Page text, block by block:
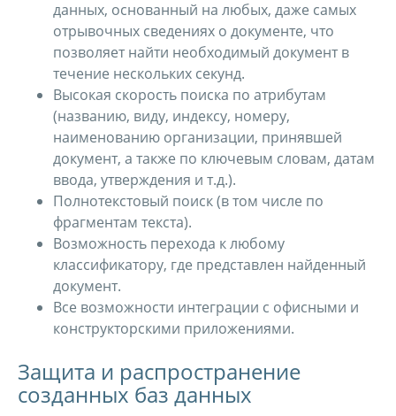
данных, основанный на любых, даже самых
отрывочных сведениях о документе, что
позволяет найти необходимый документ в
течение нескольких секунд.
Высокая скорость поиска по атрибутам
(названию, виду, индексу, номеру,
наименованию организации, принявшей
документ, а также по ключевым словам, датам
ввода, утверждения и т.д.).
Полнотекстовый поиск (в том числе по
фрагментам текста).
Возможность перехода к любому
классификатору, где представлен найденный
документ.
Все возможности интеграции с офисными и
конструкторскими приложениями.
Защита и распространение
созданных баз данных